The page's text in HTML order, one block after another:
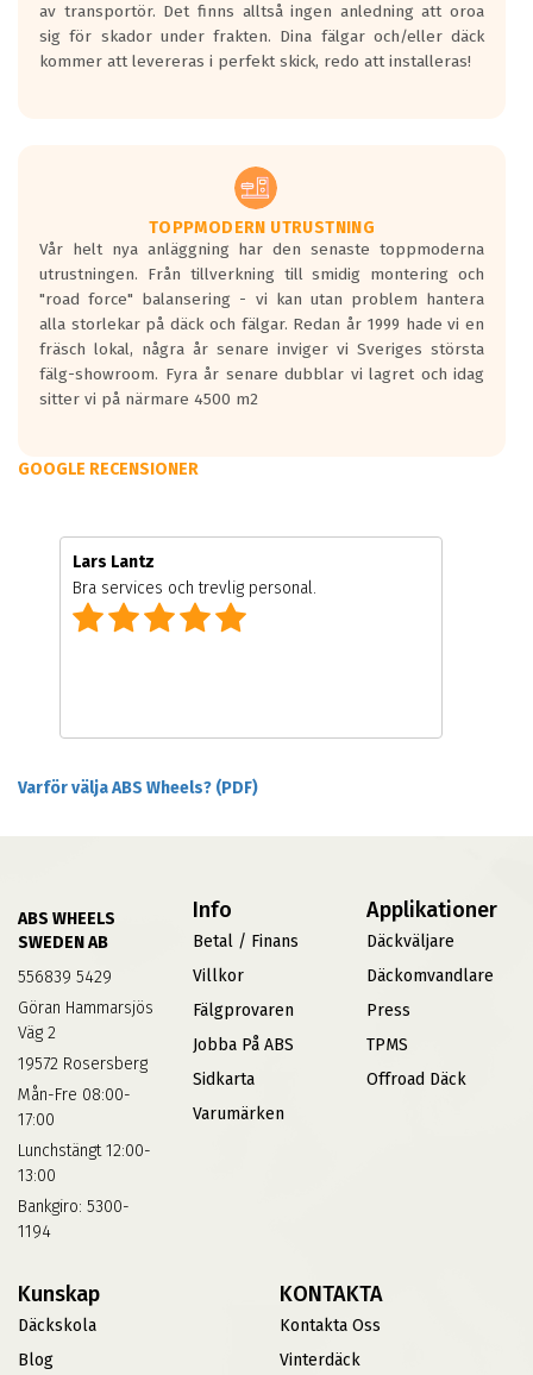
av transportör. Det finns alltså ingen anledning att oroa
sig för skador under frakten. Dina fälgar och/eller däck
kommer att levereras i perfekt skick, redo att installeras!
TOPPMODERN UTRUSTNING
Vår helt nya anläggning har den senaste toppmoderna
utrustningen. Från tillverkning till smidig montering och
"road force" balansering - vi kan utan problem hantera
alla storlekar på däck och fälgar. Redan år 1999 hade vi en
fräsch lokal, några år senare inviger vi Sveriges största
fälg-showroom. Fyra år senare dubblar vi lagret och idag
sitter vi på närmare 4500 m2
GOOGLE RECENSIONER
Lars Lantz
Bra services och trevlig personal.
Varför välja ABS Wheels? (PDF)
ABS WHEELS
SWEDEN AB
556839 5429
Göran Hammarsjös
Väg 2
19572 Rosersberg
Mån-Fre 08:00-
17:00
Lunchstängt 12:00-
13:00
Bankgiro: 5300-
1194
Info
Betal / Finans
Villkor
Fälgprovaren
Jobba På ABS
Sidkarta
Varumärken
Applikationer
Däckväljare
Däckomvandlare
Press
TPMS
Offroad Däck
Kunskap
Däckskola
Blog
KONTAKTA
Kontakta Oss
Vinterdäck